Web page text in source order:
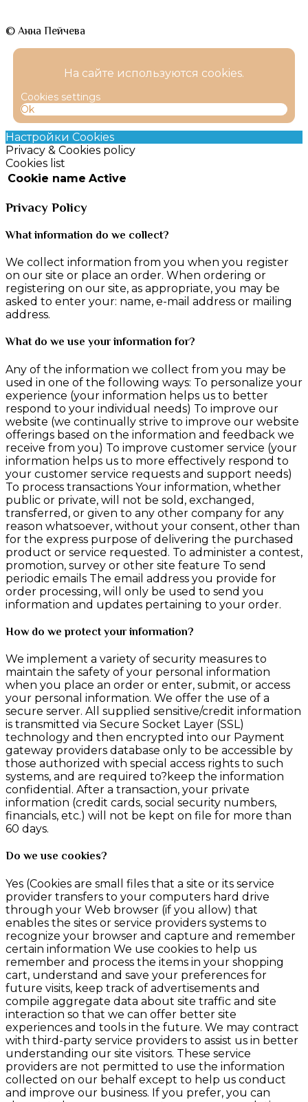
© Анна Пейчева
На сайте используются cookies.
Cookies settings
Ok
Настройки Cookies
Privacy & Cookies policy
Cookies list
Cookie name Active
Privacy Policy
What information do we collect?
We collect information from you when you register
on our site or place an order. When ordering or
registering on our site, as appropriate, you may be
asked to enter your: name, e-mail address or mailing
address.
What do we use your information for?
Any of the information we collect from you may be
used in one of the following ways: To personalize your
experience (your information helps us to better
respond to your individual needs) To improve our
website (we continually strive to improve our website
offerings based on the information and feedback we
receive from you) To improve customer service (your
information helps us to more effectively respond to
your customer service requests and support needs)
To process transactions Your information, whether
public or private, will not be sold, exchanged,
transferred, or given to any other company for any
reason whatsoever, without your consent, other than
for the express purpose of delivering the purchased
product or service requested. To administer a contest,
promotion, survey or other site feature To send
periodic emails The email address you provide for
order processing, will only be used to send you
information and updates pertaining to your order.
How do we protect your information?
We implement a variety of security measures to
maintain the safety of your personal information
when you place an order or enter, submit, or access
your personal information. We offer the use of a
secure server. All supplied sensitive/credit information
is transmitted via Secure Socket Layer (SSL)
technology and then encrypted into our Payment
gateway providers database only to be accessible by
those authorized with special access rights to such
systems, and are required to?keep the information
confidential. After a transaction, your private
information (credit cards, social security numbers,
financials, etc.) will not be kept on file for more than
60 days.
Do we use cookies?
Yes (Cookies are small files that a site or its service
provider transfers to your computers hard drive
through your Web browser (if you allow) that
enables the sites or service providers systems to
recognize your browser and capture and remember
certain information We use cookies to help us
remember and process the items in your shopping
cart, understand and save your preferences for
future visits, keep track of advertisements and
compile aggregate data about site traffic and site
interaction so that we can offer better site
experiences and tools in the future. We may contract
with third-party service providers to assist us in better
understanding our site visitors. These service
providers are not permitted to use the information
collected on our behalf except to help us conduct
and improve our business. If you prefer, you can